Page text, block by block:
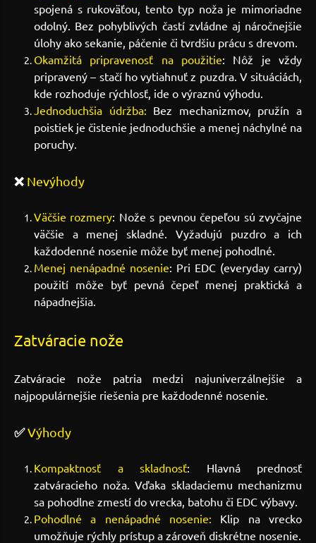
spojená s rukoväťou, tento typ noža je mimoriadne
odolný. Bez pohyblivých častí zvládne aj náročnejšie
úlohy ako sekanie, páčenie či tvrdšiu prácu s drevom.
Okamžitá pripravenosť na použitie: Nôž je vždy
pripravený – stačí ho vytiahnuť z puzdra. V situáciách,
kde rozhoduje rýchlosť, ide o výraznú výhodu.
Jednoduchšia údržba: Bez mechanizmov, pružín a
poistiek je čistenie jednoduchšie a menej náchylné na
poruchy.
❌ Nevýhody
Väčšie rozmery: Nože s pevnou čepeľou sú zvyčajne
väčšie a menej skladné. Vyžadujú puzdro a ich
každodenné nosenie môže byť menej pohodlné.
Menej nenápadné nosenie: Pri EDC (everyday carry)
použití môže byť pevná čepeľ menej praktická a
nápadnejšia.
Zatváracie nože
Zatváracie nože patria medzi najuniverzálnejšie a
najpopulárnejšie riešenia pre každodenné nosenie.
✅Výhody
Kompaktnosť a skladnosť: Hlavná prednosť
zatváracieho noža. Vďaka skladaciemu mechanizmu
sa pohodlne zmestí do vrecka, batohu či EDC výbavy.
Pohodlné a nenápadné nosenie: Klip na vrecko
umožňuje rýchly prístup a zároveň diskrétne nosenie.